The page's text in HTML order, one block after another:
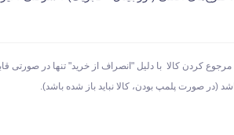
کردن کالا با دلیل "انصراف از خرید" تنها در صورتی
(در صورت پلمپ بودن، کالا نباید باز شده باشد).